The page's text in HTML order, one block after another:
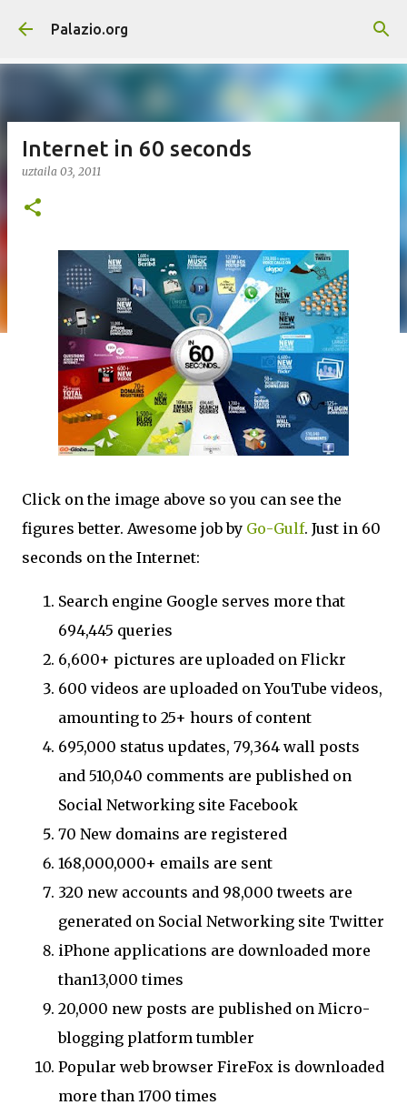
Saltatu eta joan eduki nagusira
Palazio.org
Internet in 60 seconds
uztaila 03, 2011
Click on the image above so you can see the
figures better. Awesome job by Go-Gulf. Just in 60
seconds on the Internet:
Search engine Google serves more that
694,445 queries
6,600+ pictures are uploaded on Flickr
600 videos are uploaded on YouTube videos,
amounting to 25+ hours of content
695,000 status updates, 79,364 wall posts
and 510,040 comments are published on
Social Networking site Facebook
70 New domains are registered
168,000,000+ emails are sent
320 new accounts and 98,000 tweets are
generated on Social Networking site Twitter
iPhone applications are downloaded more
than13,000 times
20,000 new posts are published on Micro-
blogging platform tumbler
Popular web browser FireFox is downloaded
more than 1700 times